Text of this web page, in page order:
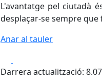
L'avantatge pel ciutadà
desplaçar-se sempre
Anar al tauler
Darrera actualització: